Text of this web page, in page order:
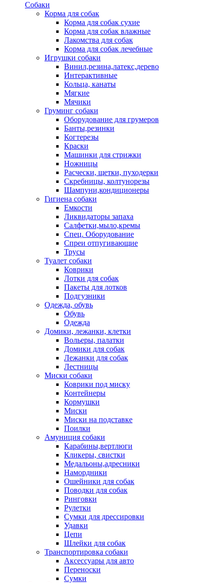
Собаки
Корма для собак
Корма для собак сухие
Корма для собак влажные
Лакомства для собак
Корма для собак лечебные
Игрушки собаки
Винил,резина,латекс,дерево
Интерактивные
Кольца, канаты
Мягкие
Мячики
Груминг собаки
Оборудование для грумеров
Банты,резинки
Когтерезы
Краски
Машинки для стрижки
Ножницы
Расчески, щетки, пуходерки
Скребницы, колтунорезы
Шампуни,кондиционеры
Гигиена собаки
Емкости
Ликвидаторы запаха
Салфетки,мыло,кремы
Спец. Оборудование
Спреи отпугивающие
Трусы
Туалет собаки
Коврики
Лотки для собак
Пакеты для лотков
Подгузники
Одежда, обувь
Обувь
Одежда
Домики, лежанки, клетки
Вольеры, палатки
Домики для собак
Лежанки для собак
Лестницы
Миски собаки
Коврики под миску
Контейнеры
Кормушки
Миски
Миски на подставке
Поилки
Амуниция собаки
Карабины,вертлюги
Кликеры, свистки
Медальоны,адресники
Намордники
Ошейники для собак
Поводки для собак
Ринговки
Рулетки
Сумки для дрессировки
Удавки
Цепи
Шлейки для собак
Транспортировка собаки
Аксессуары для авто
Переноски
Сумки